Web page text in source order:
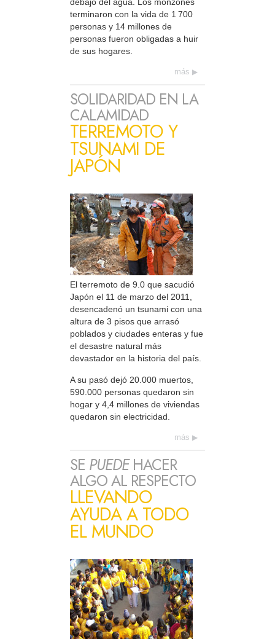
terminaron con la vida de 1 700
personas y 14 millones de
personas fueron obligadas a huir
de sus hogares.
más
SOLIDARIDAD EN LA
CALAMIDAD
TERREMOTO Y
TSUNAMI DE
JAPÓN
El terremoto de 9.0 que sacudió
Japón el 11 de marzo del 2011,
desencadenó un tsunami con una
altura de 3 pisos que arrasó
poblados y ciudades enteras y fue
el desastre natural más
devastador en la historia del país.
A su pasó dejó 20.000 muertos,
590.000 personas quedaron sin
hogar y 4,4 millones de viviendas
quedaron sin electricidad.
más
SE PUEDEHACER
ALGO AL RESPECTO
LLEVANDO
AYUDA A TODO
EL MUNDO